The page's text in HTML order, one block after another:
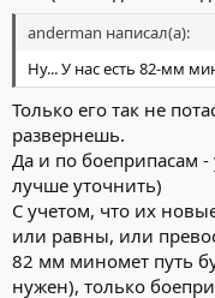
anderman написал(а):
Ну... У нас есть 82-мм
Только его так не
развернешь.
Да и по боеприпасам
лучше уточнить)
С учетом, что их
или равны, или
82 мм миномет путь
нужен), только